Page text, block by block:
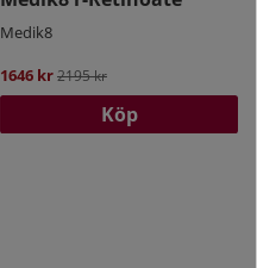
Medik8
1646 krOrdinarie pris:
2195 kr
Köp